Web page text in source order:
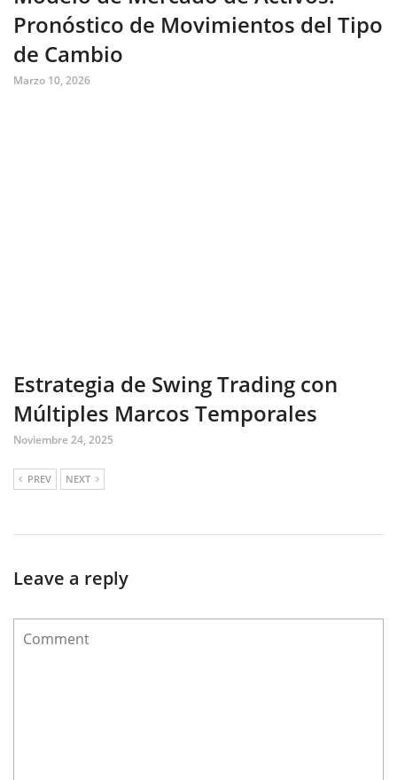
Pronóstico de Movimientos del Tipo
de Cambio
Marzo 10, 2026
Estrategia de Swing Trading con
Múltiples Marcos Temporales
Noviembre 24, 2025
PREV NEXT
Leave a reply